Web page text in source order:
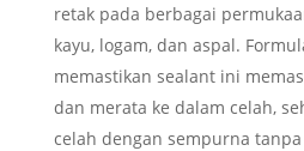
retak pada berbagai
kayu, logam, dan aspal.
memastikan sealant ini
dan merata ke dalam celah,
celah dengan sempurna